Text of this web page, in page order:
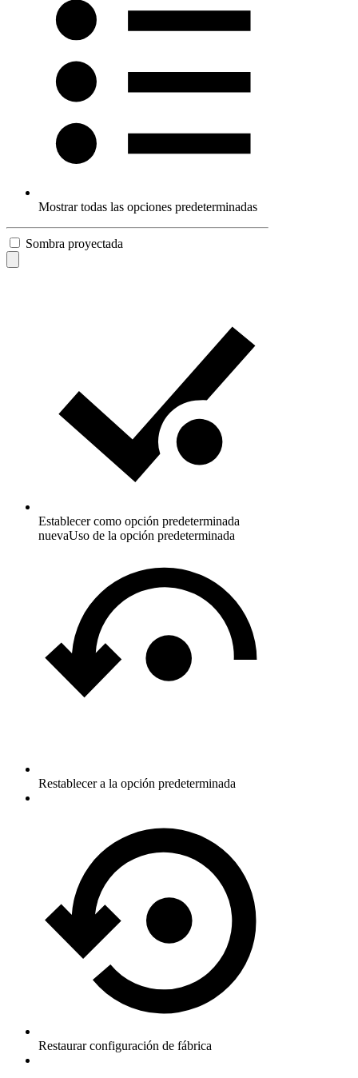
Mostrar todas las opciones predeterminadas
Sombra proyectada
Establecer como opción predeterminada
nuevaUso de la opción predeterminada
Restablecer a la opción predeterminada
Restaurar configuración de fábrica